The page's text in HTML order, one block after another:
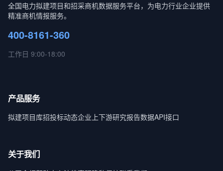
全国电力拟建项目和招采商机数据服务平台，为电力行业企业提供
精准商机情报服务。
400-8161-360
工作日 9:00-18:00
产品服务
拟建项目库招投标动态企业上下游研究报告数据API接口
关于我们